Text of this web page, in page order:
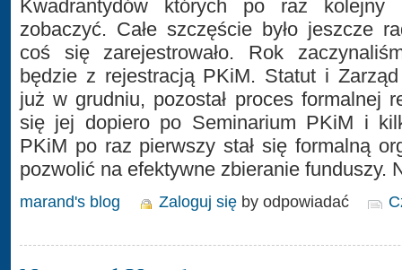
Kwadrantydów których po raz kolejny
zobaczyć. Całe szczęście było jeszcze
coś się zarejestrowało. Rok
będzie z rejestracją PKiM. Statut i Zarząd
już w grudniu, pozostał proces formalnej
się jej dopiero po Seminarium PKiM i
PKiM po raz pierwszy stał się formalną
pozwolić na efektywne zbieranie funduszy.
marand's blog Zaloguj się by odpowiadać